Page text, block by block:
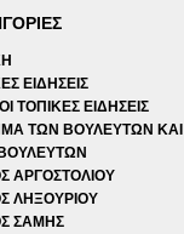
ΕΙΔΗΣΕΙΣ
ΤΟΠΙΚΕΣ ΕΙΔΗΣΕΙΣ
ΤΩΝ ΒΟΥΛΕΥΤΩΝ ΚΑΙ
ΑΡΓΟΣΤΟΛΙΟΥ
ΛΗΞΟΥΡΙΟΥ
ΣΑΜΗΣ